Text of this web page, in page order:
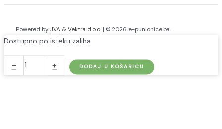
Powered byJVA &Vektra d.o.o. | © 2026 e-punionice.ba.
Dostupno po isteku zaliha
-
e
+ DODAJ U KOŠARICU